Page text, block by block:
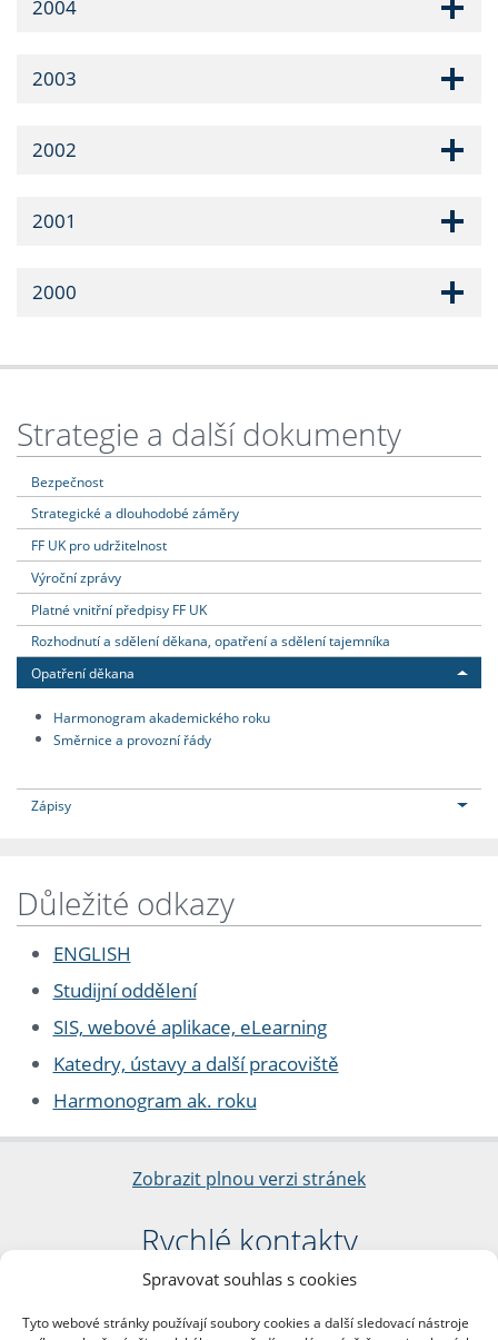
Spravovat souhlas s cookies
Tyto webové stránky používají soubory cookies a další sledovací nástroje
2004
2003
2002
2001
2000
Strategie a další dokumenty
Bezpečnost
Strategické a dlouhodobé záměry
FF UK pro udržitelnost
Výroční zprávy
Platné vnitřní předpisy FF UK
Rozhodnutí a sdělení děkana, opatření a sdělení tajemníka
Opatření děkana
Harmonogram akademického roku
Směrnice a provozní řády
Zápisy
Důležité odkazy
ENGLISH
Studijní oddělení
SIS, webové aplikace, eLearning
Katedry, ústavy a další pracoviště
Harmonogram ak. roku
Zobrazit plnou verzi stránek
Rychlé kontakty
Filozofická fakulta
nám. Jana Palacha 1/2